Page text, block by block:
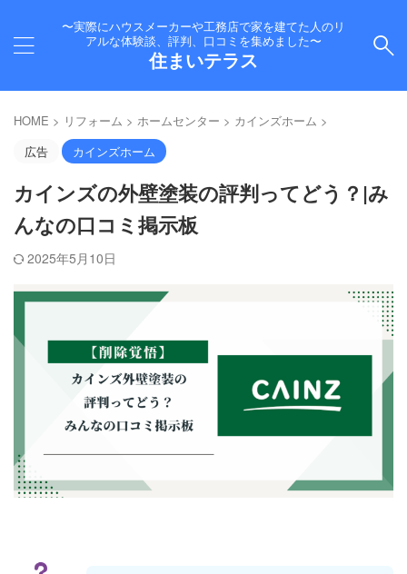
〜実際にハウスメーカーや工務店で家を建てた人のリ
アルな体験談、評判、口コミを集めました〜
住まいテラス
HOME > リフォーム > ホームセンター > カインズホーム >
広告
カインズホーム
カインズの外壁塗装の評判ってどう？|み
んなの口コミ掲示板
2025年5月10日